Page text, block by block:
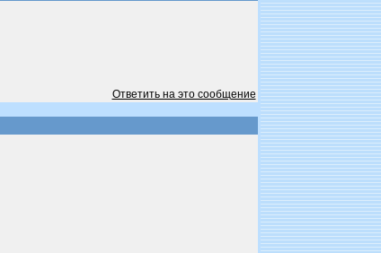
Ответить на это сообщение